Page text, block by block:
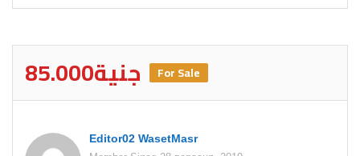
85.000جنية For Sale
Editor02 WasetMasr